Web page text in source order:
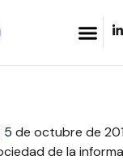
5 de octubre de
de la